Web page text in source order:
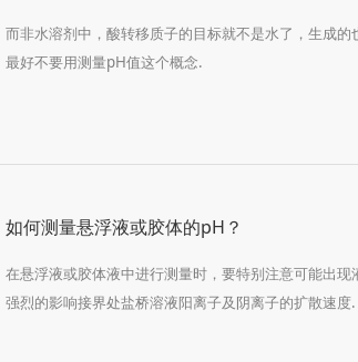
而非水溶剂中，酸转移质子的目标就不是水了，生成
最好不要用测量pH值这个概念.
如何测量悬浮液或胶体的pH？
在悬浮液或胶体液中进行测量时，要特别注意可能出
强烈的影响接界处盐桥溶液阳离子及阴离子的扩散速度.